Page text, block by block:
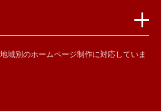
域別のホームページ制作に対応していま